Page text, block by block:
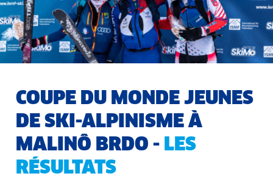
COUPE DU MONDE JEUNES
DE SKI-ALPINISME À
MALINÔ BRDO - LES
RÉSULTATS